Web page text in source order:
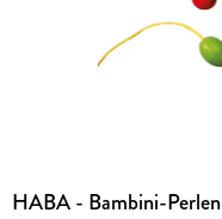
HABA - Bambini-Perlen